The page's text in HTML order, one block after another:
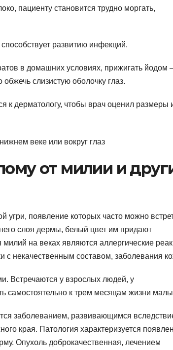
пациенту становится трудно моргать,
развитию инфекций.
в домашних условиях, прижигать йодом
слизистую оболочку глаз.
к дерматологу, чтобы врач оценил размеры
от милии и
угри, появление которых часто можно
слоя дермы, белый цвет им придают
на веках являются аллергические
с некачественным составом, заболевания
Встречаются у взрослых людей, у
самостоятельно к трем месяцам жизни
заболеванием, развивающимся
края. Патология характеризуется
Опухоль доброкачественная, лечением